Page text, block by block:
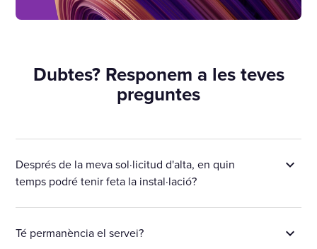
Dubtes? Responem a les teves
preguntes
Després de la meva sol·licitud d'alta, en quin
temps podré tenir feta la instal·lació?
Té permanència el servei?